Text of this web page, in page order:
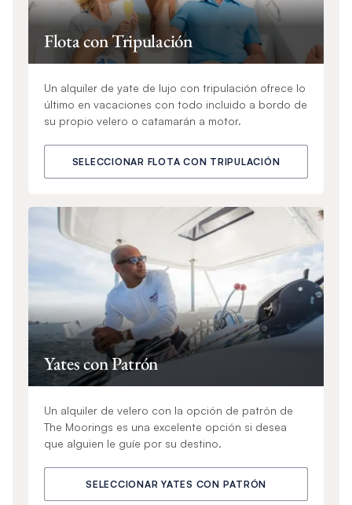
Flota con Tripulación
Un alquiler de yate de lujo con tripulación ofrece lo
último en vacaciones con todo incluido a bordo de
su propio velero o catamarán a motor.
SELECCIONAR FLOTA CON TRIPULACIÓN
Yates con Patrón
Un alquiler de velero con la opción de patrón de
The Moorings es una excelente opción si desea
que alguien le guíe por su destino.
SELECCIONAR YATES CON PATRÓN